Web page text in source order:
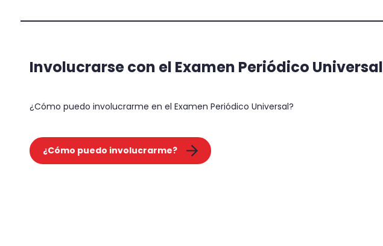
Involucrarse con el Examen Periódico Universal
¿Cómo puedo involucrarme en el Examen Periódico Universal?
¿Cómo puedo involucrarme?